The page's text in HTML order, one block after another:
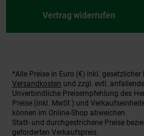
Vertrag widerrufen
Fußnoten
*Alle Preise in Euro (€) inkl. gesetzlicher
Versandkosten und zzgl. evtl.
Unverbindliche Preisempfehlung des
Preise (inkl. MwSt.) und
können im Online-Shop abweichen.
Statt- und durchgestrichene Preise
geforderten Verkaufspreis.